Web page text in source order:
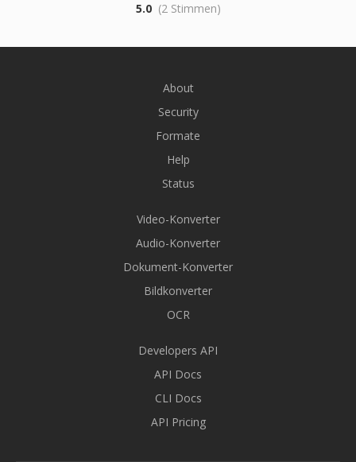
5.0 (2 Stimmen)
About
Security
Formate
Help
Status
Video-Konverter
Audio-Konverter
Dokument-Konverter
Bildkonverter
OCR
Developers API
API Docs
CLI Docs
API Pricing